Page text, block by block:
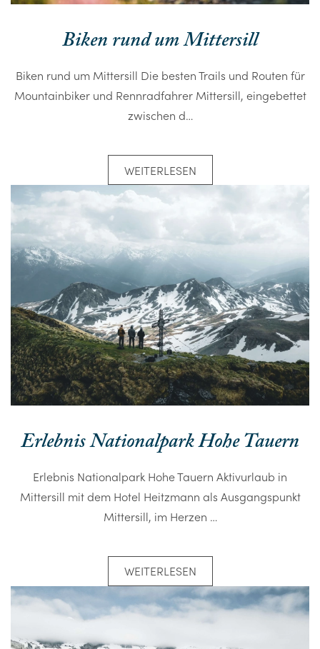
Biken rund um Mittersill
Biken rund um Mittersill Die besten Trails und Routen für
Mountainbiker und Rennradfahrer Mittersill, eingebettet
zwischen d…
WEITERLESEN
Erlebnis Nationalpark Hohe Tauern
Erlebnis Nationalpark Hohe Tauern Aktivurlaub in
Mittersill mit dem Hotel Heitzmann als Ausgangspunkt
Mittersill, im Herzen …
WEITERLESEN